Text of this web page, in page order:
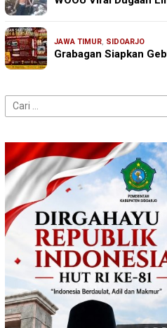
JAWA TIMUR, SIDOARJO
Grabagan Siapkan
Cari
untuk: